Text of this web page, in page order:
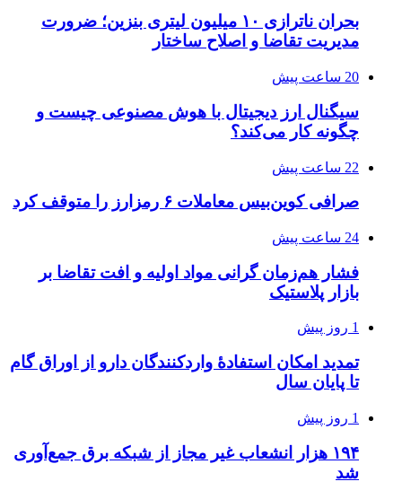
بحران ناترازی ۱۰ میلیون لیتری بنزین؛ ضرورت
مدیریت تقاضا و اصلاح ساختار
20 ساعت پیش
سیگنال ارز دیجیتال با هوش مصنوعی چیست و
چگونه کار می‌کند؟
22 ساعت پیش
صرافی کوین‌بیس معاملات ۶ رمزارز را متوقف کرد
24 ساعت پیش
فشار هم‌زمان گرانی مواد اولیه و افت تقاضا بر
بازار پلاستیک
1 روز پیش
تمدید امکان استفادۀ واردکنندگان دارو از اوراق گام
تا پایان سال
1 روز پیش
۱۹۴ هزار انشعاب غیر مجاز از شبکه برق جمع‌آوری
شد